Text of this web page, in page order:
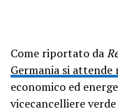
Come riportato da
Germania si
economico ed
vicecancelliere